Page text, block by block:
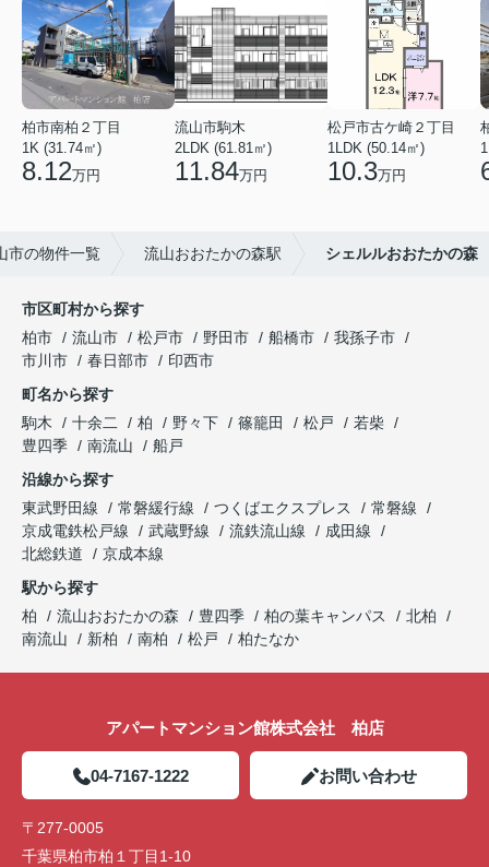
柏市南柏２丁目
1K (31.74㎡)
8.12万円
流山市駒木
2LDK (61.81㎡)
11.84万円
松戸市古ケ崎２丁目
1LDK (50.14㎡)
10.3万円
市の物件一覧 流山おおたかの森駅 シェルルおおたかの森
市区町村から探す
柏市
流山市 松戸市 野田市 船橋市
我孫子市
市川市
春日部市
印西市
町名から探す
駒木
十余二 柏 野々下 篠籠田 松戸
若柴
豊四季
南流山
船戸
沿線から探す
東武野田線
常磐緩行線 つくばエクスプレス
常磐線
京成電鉄松戸線
武蔵野線 流鉄流山線
成田線
北総鉄道
京成本線
駅から探す
柏
流山おおたかの森 豊四季 柏の葉キャンパス
北柏
南流山
新柏 南柏 松戸 柏たなか
アパートマンション館株式会社 柏店
04-7167-1222 お問い合わせ
〒277-0005
千葉県柏市柏１丁目1-10